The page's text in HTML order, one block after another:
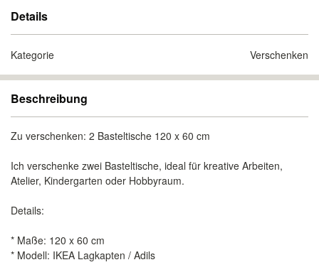
Details
Kategorie Verschenken
Beschreibung
Zu verschenken: 2 Basteltische 120 x 60 cm
Ich verschenke zwei Basteltische, ideal für kreative Arbeiten,
Atelier, Kindergarten oder Hobbyraum.
Details:
* Maße: 120 x 60 cm
* Modell: IKEA Lagkapten / Adils